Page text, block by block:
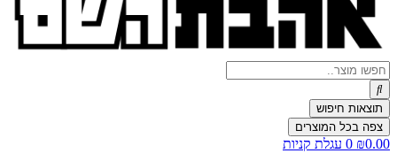
Search
...
תוצאות חיפוש
צפה בכל המוצרים
₪0.00
0 עגלת קניות